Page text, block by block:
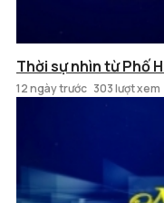
Thời sự nhìn từ Phố
12 ngày trước 303 lượt xem